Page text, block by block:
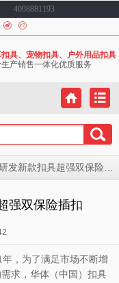
4008881193
具、宠物扣具、户外用品扣具
产销售一体化优质服务
新款扣具超强双保险插扣
强双保险插扣
，为了满足市场不断增
求，华体（中国）扣具